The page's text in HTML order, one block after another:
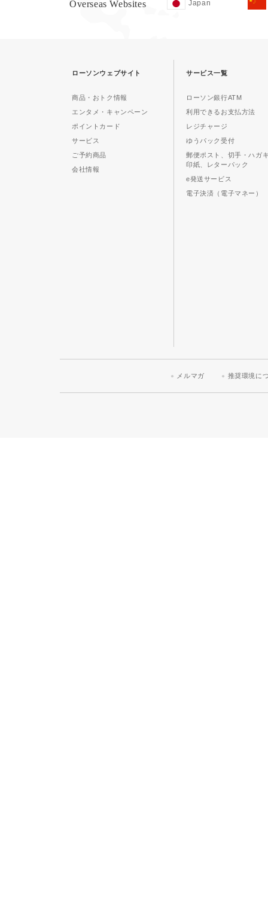
Overseas Websites Japan
ローソンウェブサイト
商品・おトク情報
エンタメ・キャンペーン
ポイントカード
サービス
ご予約商品
会社情報
サービス一覧
ローソン銀行ATM
利用できるお支払方法
レジチャージ
ゆうパック受付
郵便ポスト、切手・ハガ
印紙、レターパック
e発送サービス
電子決済（電子マネー）
メルマガ 推奨環境に